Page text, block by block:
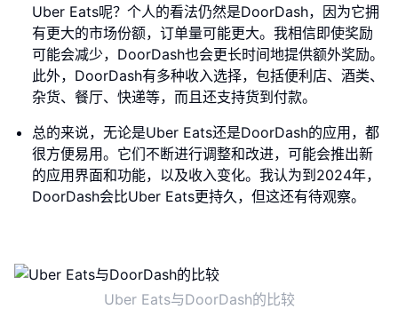
Uber Eats呢？个人的看法仍然是DoorDash，因为它拥
有更大的市场份额，订单量可能更大。我相信即使奖励
可能会减少，DoorDash也会更长时间地提供额外奖励。
此外，DoorDash有多种收入选择，包括便利店、酒类、
杂货、餐厅、快递等，而且还支持货到付款。
总的来说，无论是Uber Eats还是DoorDash的应用，都
很方便易用。它们不断进行调整和改进，可能会推出新
的应用界面和功能，以及收入变化。我认为到2024年，
DoorDash会比Uber Eats更持久，但这还有待观察。
Uber Eats与DoorDash的比较